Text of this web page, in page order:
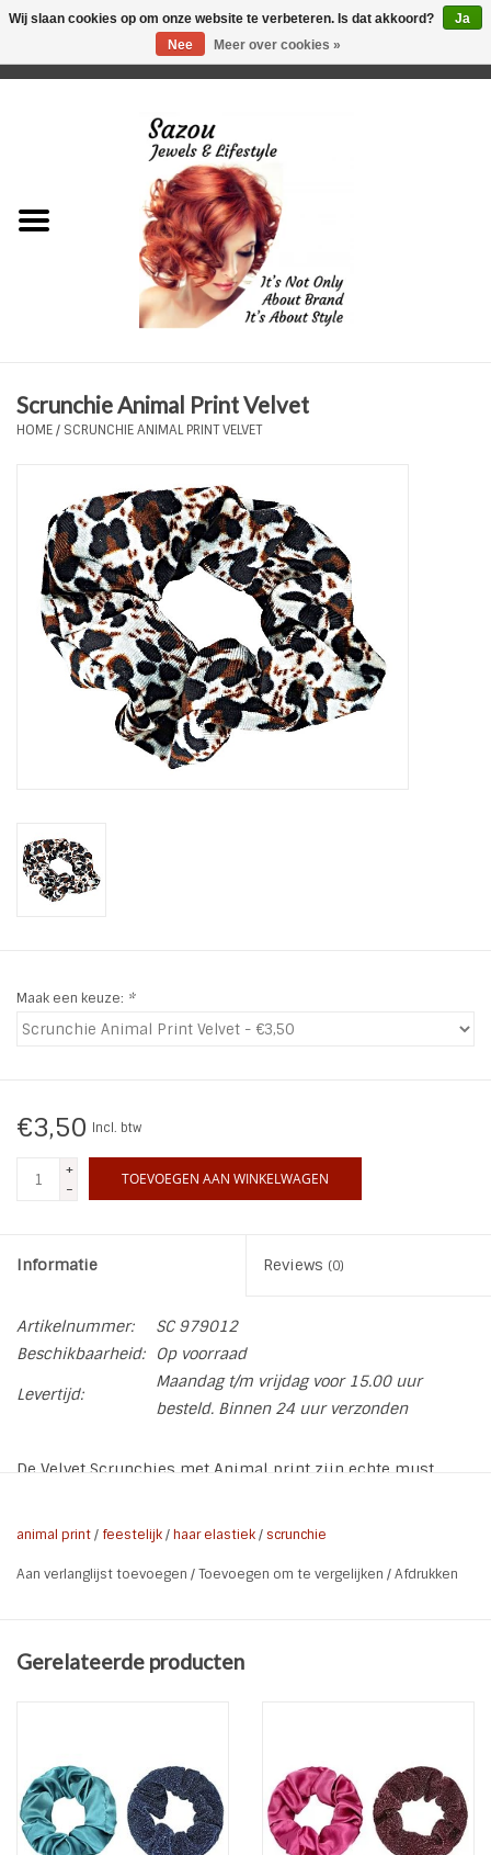
Just for Him
Plus Size Sieraden
Tassen en meer
Haaraccesoires
Zonnebrillen
Charmin*s
Ohlala Jewels
INSPIRATIE
Scrunchie Animal Print Velvet
HOME/ SCRUNCHIE ANIMAL PRINT VELVET
Maak een keuze: *
€3,50 Incl. btw
+
-
TOEVOEGEN AAN WINKELWAGEN
Informatie Reviews (0)
Artikelnummer:
SC 979012
Beschikbaarheid:
Op voorraad
Levertijd:
Maandag t/m vrijdag voor 15.00 uur
besteld. Binnen 24 uur verzonden
De Velvet Scrunchies met Animal print zijn echte must
Voor in je haar of voor om je pols.
Soort:
elastiek, Haarroessels
Materiaal:
Elastiek / Polyester / Velvet
animal print/ feestelijk/haar elastiek/scrunchie
Aan verlanglijst toevoegen /Toevoegen om te vergelijken /Afdrukken
Gerelateerde producten
Wij slaan cookies op om onze website te verbeteren. Is dat akkoord?
Ja
Nee
Meer over cookies »